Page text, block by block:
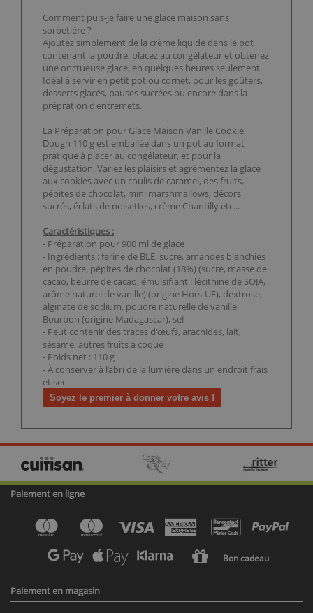
Comment puis-je faire une glace maison sans
sorbetière ?
Ajoutez simplement de la crème liquide dans le pot
contenant la poudre, placez au congélateur et obtenez
une onctueuse glace, en quelques heures seulement.
Idéal à servir en petit pot ou cornet, pour les goûters,
desserts glacés, pauses sucrées ou encore dans la
prépration d'entremets.
La Préparation pour Glace Maison Vanille Cookie
Dough 110 g est emballée dans un pot au format
pratique à placer au congélateur, et pour la
dégustation. Variez les plaisirs et agrémentez la glace
aux cookies avec un coulis de caramel, des fruits,
pépites de chocolat, mini marshmallows, décors
sucrés, éclats de noisettes, crème Chantilly etc...
Caractéristiques :
- Préparation pour 900 ml de glace
- Ingrédients : farine de BLE, sucre, amandes blanchies
en poudre, pépites de chocolat (18%) (sucre, masse de
cacao, beurre de cacao, émulsifiant : lécithine de SOJA,
arôme naturel de vanille) (origine Hors-UE), dextrose,
alginate de sodium, poudre naturelle de vanille
Bourbon (origine Madagascar), sel
- Peut contenir des traces d'œufs, arachides, lait,
sésame, autres fruits à coque
- Poids net : 110 g
- À conserver à l’abri de la lumière dans un endroit frais
et sec
Soyez le premier à donner votre avis !
Paiement en ligne
Bon cadeau
Paiement en magasin